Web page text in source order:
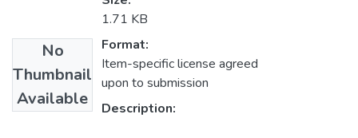
No
Thumbnail
Available
1.71 KB
Format:
Item-specific license agreed
upon to submission
Description: